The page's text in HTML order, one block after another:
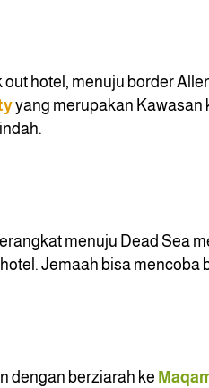
hotel, menuju border
yang merupakan Kawasan
menuju Dead Sea
Jemaah bisa mencoba
dengan berziarah ke